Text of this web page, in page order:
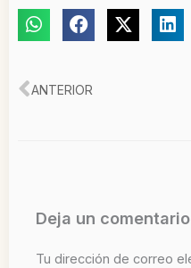
Ant
ANTERIOR
Deja un comentario
Tu dirección de correo